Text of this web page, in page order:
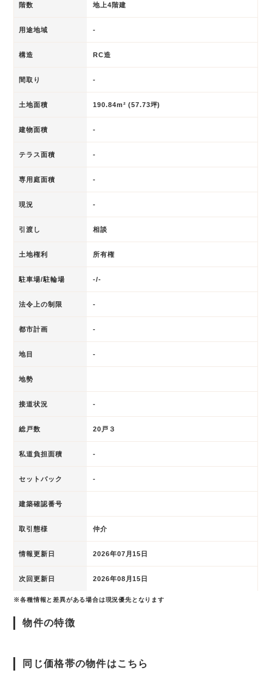
階数 地上4階建
用途地域 -
構造 RC造
間取り -
土地面積 190.84m² (57.73坪)
建物面積 -
テラス面積 -
専用庭面積 -
現況 -
引渡し 相談
土地権利 所有権
駐車場/駐輪場 -/-
法令上の制限 -
都市計画 -
地目 -
地勢
接道状況 -
総戸数 20戸３
私道負担面積 -
セットバック -
建築確認番号
取引態様 仲介
情報更新日 2026年07月15日
次回更新日 2026年08月15日
※各種情報と差異がある場合は現況優先となります
物件の特徴
同じ価格帯の物件はこちら